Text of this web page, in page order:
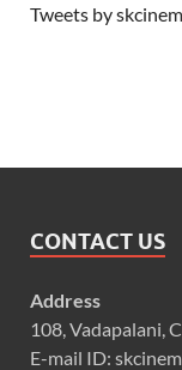
Tweets by
CONTACT US
Address
108, Vadapalani,
E-mail ID: